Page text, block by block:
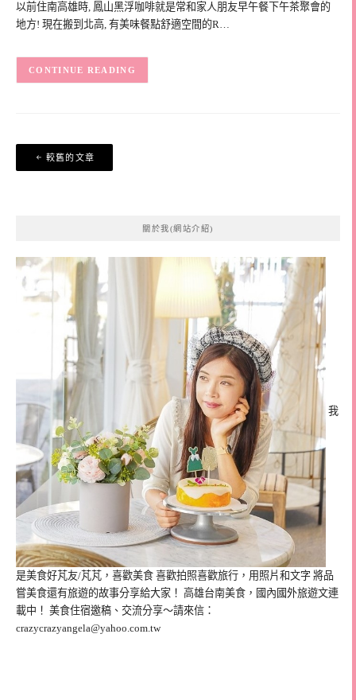
以前住南高雄時, 鳳山黑浮咖啡就是常和家人朋友早午餐下午茶聚會的
地方! 現在搬到北高, 有美味餐點舒適空間的R…
CONTINUE READING
文
章
較舊的文章
關於我(網站介紹)
我
是美食好芃友/芃芃，喜歡美食 喜歡拍照喜歡旅行，用照片和文字 將品
嘗美食還有旅遊的故事分享給大家！ 高雄台南美食，國內國外旅遊文連
載中！ 美食住宿邀稿、交流分享～請來信：
crazycrazyangela@yahoo.com.tw